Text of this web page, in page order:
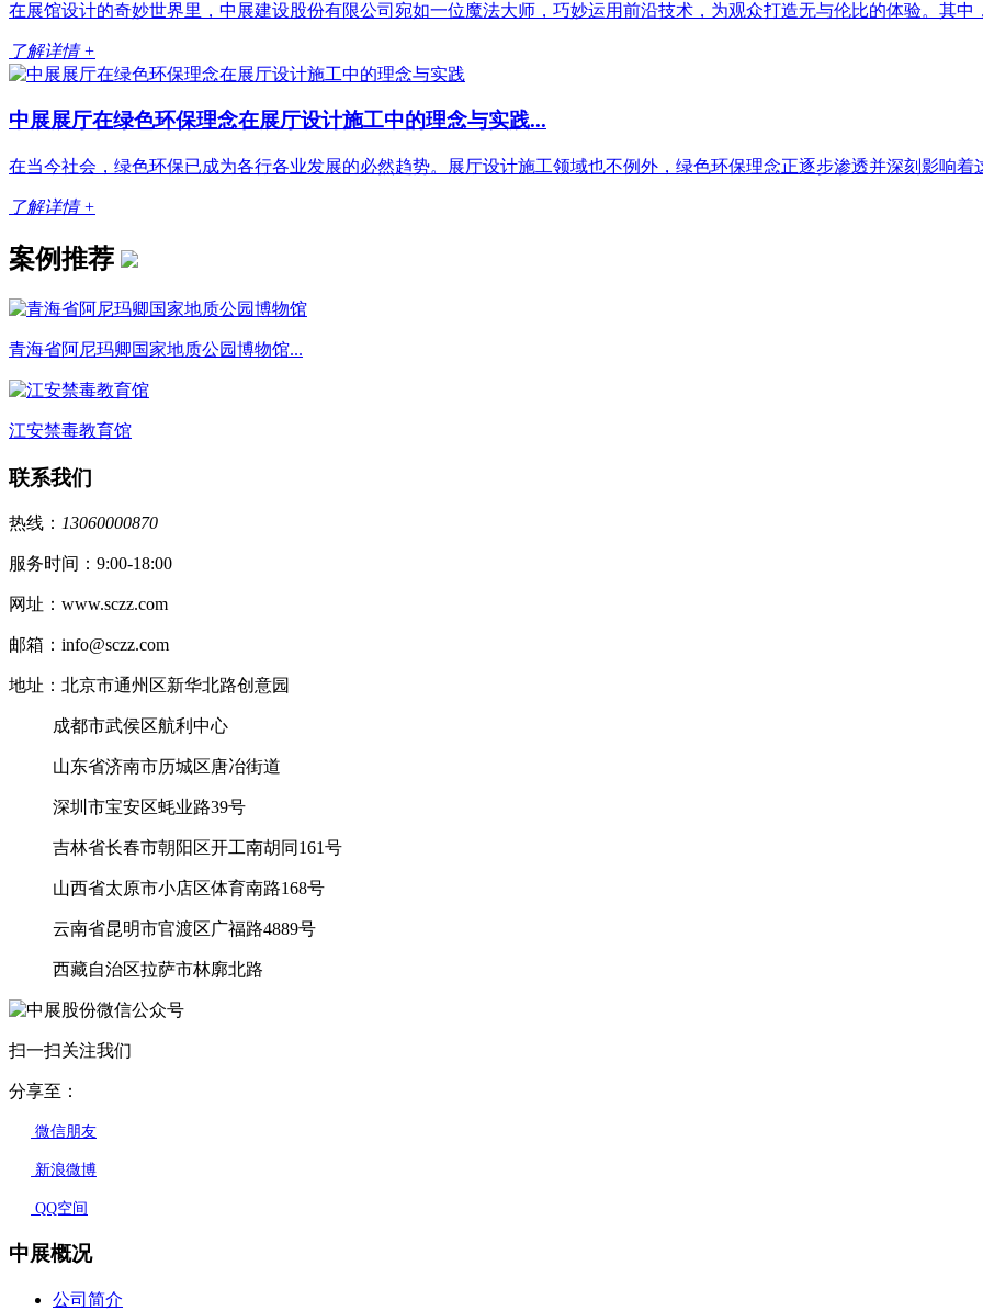
在展馆设计的奇妙世界里，中展建设股份有限公司宛如一位魔法大师，巧妙运用前沿技术，为观众打造无与伦比的体验。其中
了解详情 +
中展展厅在绿色环保理念在展厅设计施工中的理念与实践...
在当今社会，绿色环保已成为各行各业发展的必然趋势。展厅设计施工领域也不例外，绿色环保理念正逐步渗透并深刻影响着
了解详情 +
案例推荐
青海省阿尼玛卿国家地质公园博物馆...
江安禁毒教育馆
联系我们
热线： 13060000870
服务时间：9:00-18:00
网址：www.sczz.com
邮箱：info@sczz.com
地址：北京市通州区新华北路创意园
成都市武侯区航利中心
山东省济南市历城区唐冶街道
深圳市宝安区蚝业路39号
吉林省长春市朝阳区开工南胡同161号
山西省太原市小店区体育南路168号
云南省昆明市官渡区广福路4889号
西藏自治区拉萨市林廓北路
扫一扫关注我们
分享至：
微信朋友
新浪微博
QQ空间
中展概况
公司简介